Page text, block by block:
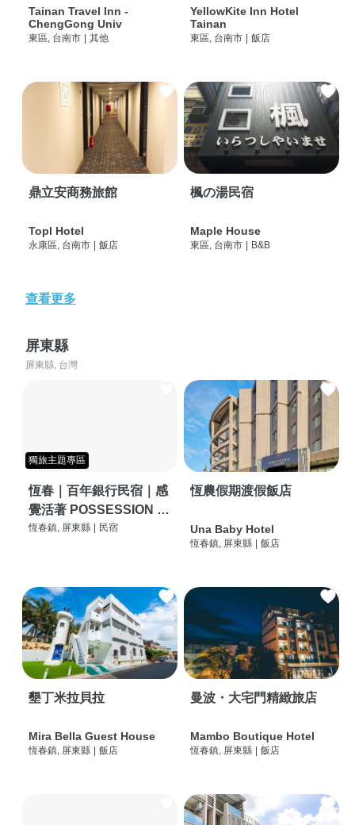
Tainan Travel Inn -
ChengGong Univ
東區, 台南市 | 其他
YellowKite Inn Hotel
Tainan
東區, 台南市 | 飯店
鼎立安商務旅館
Topl Hotel
永康區, 台南市 | 飯店
楓の湯民宿
Maple House
東區, 台南市 | B&B
查看更多
屏東縣
屏東縣, 台灣
獨旅主題專區
恆春｜百年銀行民宿｜感
覺活著 POSSESSION |
背包客棧 | 恆春必住特色
恆春鎮, 屏東縣 民宿
恆農假期渡假飯店
Una Baby Hotel
恆春鎮, 屏東縣 飯店
墾丁米拉貝拉
Mira Bella Guest House
恆春鎮, 屏東縣 飯店
曼波・大宅門精緻旅店
Mambo Boutique Hotel
恆春鎮, 屏東縣 飯店